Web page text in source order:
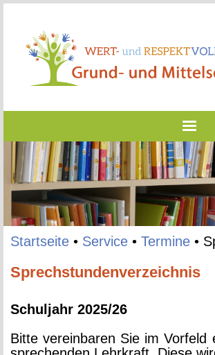
Start­sei­te • Ser­vice •Ter­mi­ne •
Sprechstundenverzeichnis
Schul­jahr 2025/26
Bitte ver­ein­ba­ren Sie im